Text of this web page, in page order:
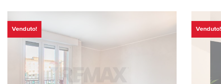
Venduto! Venduto!